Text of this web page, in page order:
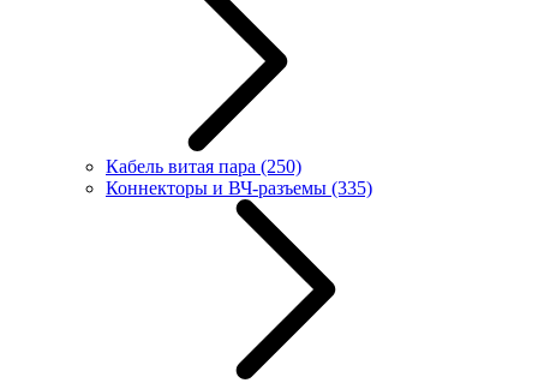
Кабель витая пара (250)
Коннекторы и ВЧ-разъемы (335)